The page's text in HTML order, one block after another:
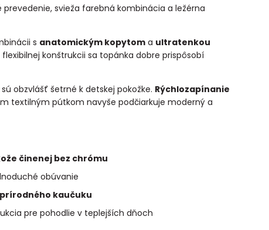
svieža farebná kombinácia a ležérna
s anatomickým kopytom a ultratenkou
konštrukcii sa topánka dobre prispôsobí
obzvlášť šetrné k detskej pokožke. Rýchlozapínanie
textilným pútkom navyše podčiarkuje moderný a
činenej bez chrómu
obúvanie
kaučuku
pre pohodlie v teplejších dňoch